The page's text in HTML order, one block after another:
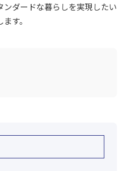
ダードな暮らしを実現したい
す。